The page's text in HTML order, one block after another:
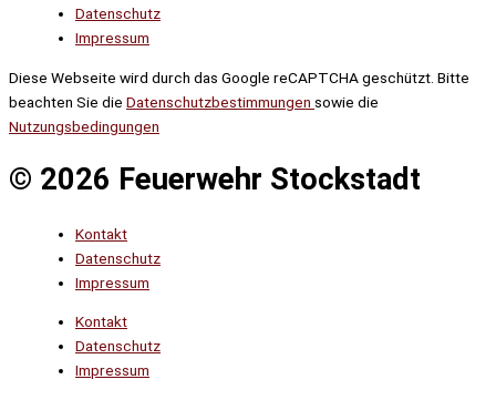
Datenschutz
Impressum
Diese Webseite wird durch das Google reCAPTCHA geschützt. Bitte
beachten Sie die Datenschutzbestimmungen sowie die
Nutzungsbedingungen
© 2026 Feuerwehr Stockstadt
Kontakt
Datenschutz
Impressum
Kontakt
Datenschutz
Impressum